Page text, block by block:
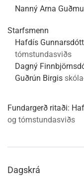
Nanný Arna
Starfsmenn
Hafdís
tómstundasviðs
Dagný
Guðrún Birgis
Fundargerð ritaði:
og tómstundasviðs
Dagskrá